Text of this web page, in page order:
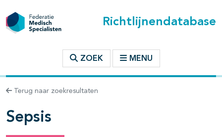
Richtlijnendatabase
ZOEK MENU
Terug naar zoekresultaten
Sepsis
binnen deze richtlijn